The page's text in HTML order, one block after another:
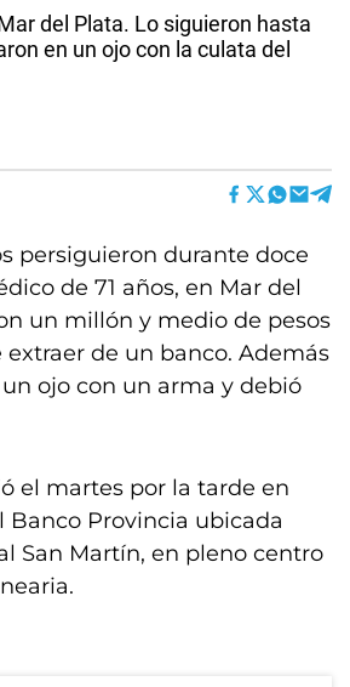
del Plata. Lo siguieron hasta
en un ojo con la culata del
persiguieron durante doce
de 71 años, en Mar del
un millón y medio de pesos
de un banco. Además
ojo con un arma y debió
el martes por la tarde en
Banco Provincia ubicada
San Martín, en pleno centro